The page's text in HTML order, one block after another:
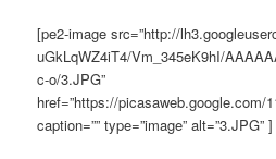
[pe2-image src=”http://
uGkLqWZ4iT4/Vm_345eK9hI/
c-o/3.JPG”
href=”https://picasaweb.google.com/
caption=”” type=”image” alt=”3.JPG” ]